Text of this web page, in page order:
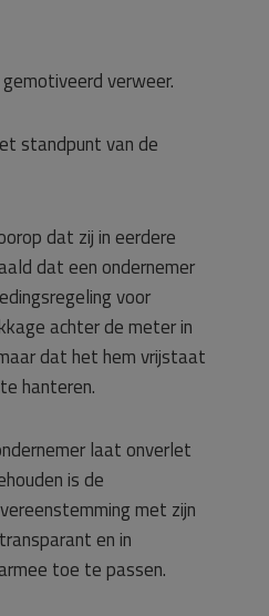
verweer.
standpunt van de
dat zij in eerdere
dat een ondernemer
voor
achter de meter in
dat het hem vrijstaat
hanteren.
laat onverlet
is de
met zijn
en in
toe te passen.